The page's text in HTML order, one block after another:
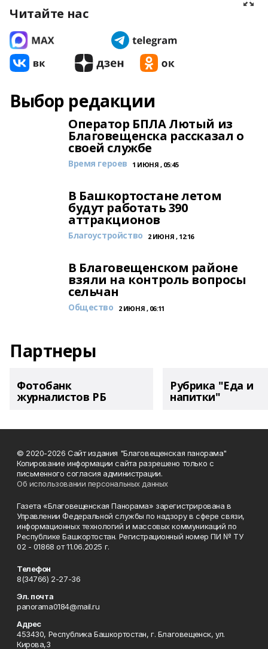
Читайте нас
Выбор редакции
Оператор БПЛА Лютый из
Благовещенска рассказал о
своей службе
Время героев 1 ИЮНЯ , 05:45
В Башкортостане летом
будут работать 390
аттракционов
Благоустройство 2 ИЮНЯ , 12:16
В Благовещенском районе
взяли на контроль вопросы
сельчан
Общество 2 ИЮНЯ , 06:11
Партнеры
Фотобанк
журналистов РБ
Рубрика "Еда и
напитки"
© 2020-2026 Сайт издания "Благовещенская панорама"
Копирование информации сайта разрешено только с
письменного согласия администрации.
Об использовании персональных данных
Газета «Благовещенская Панорама» зарегистрирована в
Управлении Федеральной службы по надзору в сфере связи,
информационных технологий и массовых коммуникаций по
Республике Башкортостан. Регистрационный номер ПИ № ТУ
02 - 01868 от 11.06.2025 г.
Телефон
8(34766) 2-27-36
Эл. почта
panorama0184@mail.ru
Адрес
453430, Республика Башкортостан, г. Благовещенск, ул.
Кирова,3